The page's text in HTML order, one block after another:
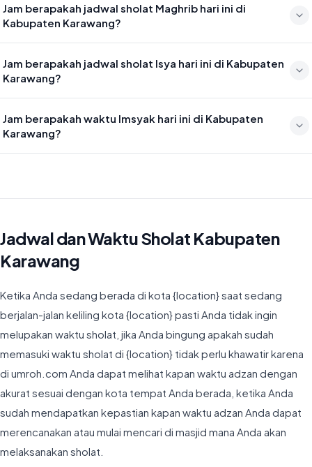
Jam berapakah jadwal sholat Maghrib hari ini di
Kabupaten Karawang?
17:56
Jam berapakah jadwal sholat Isya hari ini di Kabupaten
Karawang?
Jam berapakah waktu Imsyak hari ini di Kabupaten
Karawang?
Jadwal dan Waktu Sholat Kabupaten
Karawang
Ketika Anda sedang berada di kota {location} saat sedang
berjalan-jalan keliling kota {location} pasti Anda tidak ingin
melupakan waktu sholat, jika Anda bingung apakah sudah
memasuki waktu sholat di {location} tidak perlu khawatir karena
di umroh.com Anda dapat melihat kapan waktu adzan dengan
akurat sesuai dengan kota tempat Anda berada, ketika Anda
sudah mendapatkan kepastian kapan waktu adzan Anda dapat
merencanakan atau mulai mencari di masjid mana Anda akan
melaksanakan sholat.